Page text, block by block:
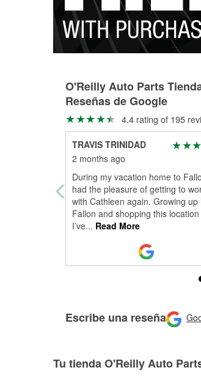
O'Reilly Auto Parts
Reseñas de Google
4.4 rating of 195
TRAVIS TRINIDAD
2 months ago
During my vacation home to
had the pleasure of getting to
with Cathleen again. Growing up
Fallon and shopping this location
I’ve... Read More
Escribe una reseña
Tu tienda O'Reilly Auto